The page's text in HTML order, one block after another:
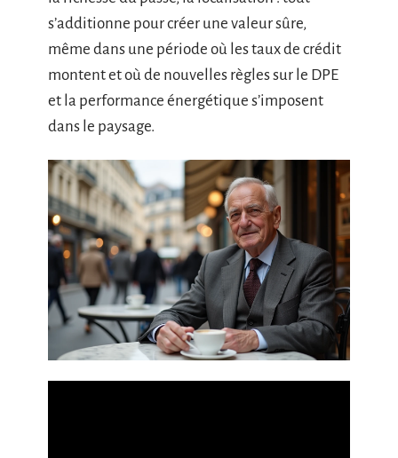
s’additionne pour créer une valeur sûre,
même dans une période où les taux de crédit
montent et où de nouvelles règles sur le DPE
et la performance énergétique s’imposent
dans le paysage.